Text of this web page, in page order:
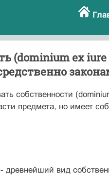
(dominium ex
собственности
предмета, но имеет
древнейший вид